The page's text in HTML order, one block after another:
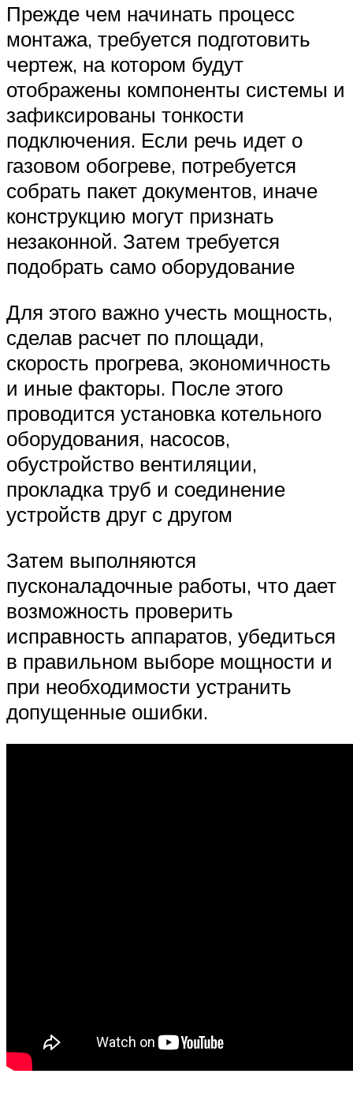
Прежде чем начинать процесс
монтажа, требуется подготовить
чертеж, на котором будут
отображены компоненты системы и
зафиксированы тонкости
подключения. Если речь идет о
газовом обогреве, потребуется
собрать пакет документов, иначе
конструкцию могут признать
незаконной. Затем требуется
подобрать само оборудование
Для этого важно учесть мощность,
сделав расчет по площади,
скорость прогрева, экономичность
и иные факторы. После этого
проводится установка котельного
оборудования, насосов,
обустройство вентиляции,
прокладка труб и соединение
устройств друг с другом
Затем выполняются
пусконаладочные работы, что дает
возможность проверить
исправность аппаратов, убедиться
в правильном выборе мощности и
при необходимости устранить
допущенные ошибки.